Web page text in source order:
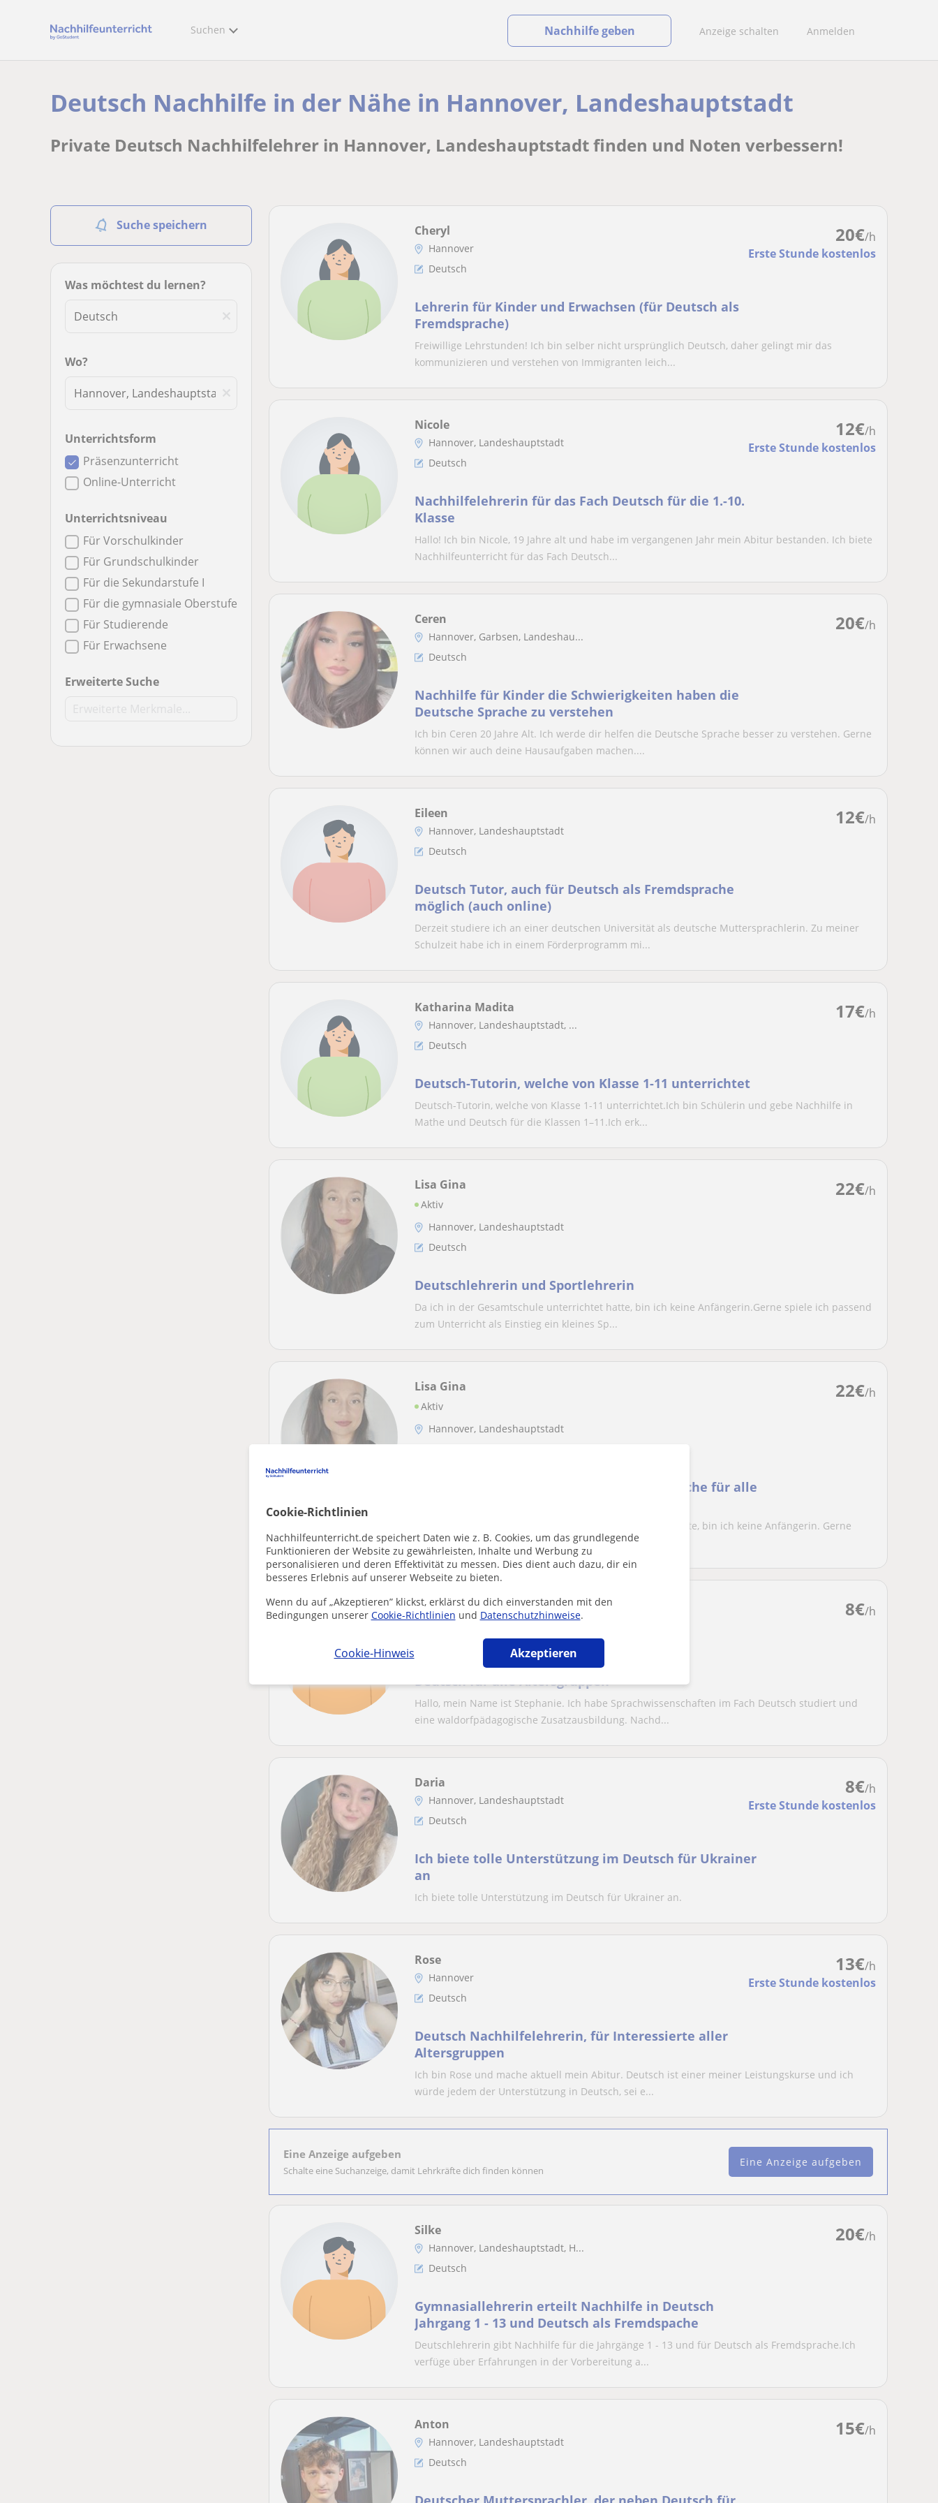
Cookie-Richtlinien
Nachhilfeunterricht.de speichert Daten wie z. B. Cookies, um das grundlegende
Funktionieren der Website zu gewährleisten, Inhalte und Werbung zu
personalisieren und deren Effektivität zu messen. Dies dient auch dazu, dir ein
besseres Erlebnis auf unserer Webseite zu bieten.
Wenn du auf „Akzeptieren” klickst, erklärst du dich einverstanden mit den
Bedingungen unserer Cookie-Richtlinien und Datenschutzhinweise.
Cookie-Hinweis Akzeptieren
Suchen Anzeige schalten Anmelden
Nachhilfe geben
Deutsch Nachhilfe in der Nähe in Hannover, Landeshauptstadt
Private Deutsch Nachhilfelehrer in Hannover, Landeshauptstadt finden und Noten verbessern!
Suche speichern
Was möchtest du lernen?
Wo?
Unterrichtsform
Präsenzunterricht
Online-Unterricht
Unterrichtsniveau
Für Vorschulkinder
Für Grundschulkinder
Für die Sekundarstufe I
Für die gymnasiale Oberstufe
Für Studierende
Für Erwachsene
Erweiterte Suche
20€/h
Erste Stunde kostenlos
Cheryl
Hannover
Deutsch
Lehrerin für Kinder und Erwachsen (für Deutsch als
Fremdsprache)
Freiwillige Lehrstunden! Ich bin selber nicht ursprünglich Deutsch, daher gelingt mir das
kommunizieren und verstehen von Immigranten leich...
12€/h
Erste Stunde kostenlos
Nicole
Hannover, Landeshauptstadt
Deutsch
Nachhilfelehrerin für das Fach Deutsch für die 1.-10.
Klasse
Hallo! Ich bin Nicole, 19 Jahre alt und habe im vergangenen Jahr mein Abitur bestanden. Ich biete
Nachhilfeunterricht für das Fach Deutsch...
20€/h
Ceren
Hannover, Garbsen, Landeshau...
Deutsch
Nachhilfe für Kinder die Schwierigkeiten haben die
Deutsche Sprache zu verstehen
Ich bin Ceren 20 Jahre Alt. Ich werde dir helfen die Deutsche Sprache besser zu verstehen. Gerne
können wir auch deine Hausaufgaben machen....
12€/h
Eileen
Hannover, Landeshauptstadt
Deutsch
Deutsch Tutor, auch für Deutsch als Fremdsprache
möglich (auch online)
Derzeit studiere ich an einer deutschen Universität als deutsche Muttersprachlerin. Zu meiner
Schulzeit habe ich in einem Förderprogramm mi...
17€/h
Katharina Madita
Hannover, Landeshauptstadt, ...
Deutsch
Deutsch-Tutorin, welche von Klasse 1-11 unterrichtet
Deutsch-Tutorin, welche von Klasse 1-11 unterrichtet.Ich bin Schülerin und gebe Nachhilfe in
Mathe und Deutsch für die Klassen 1–11.Ich erk...
22€/h
Lisa Gina
Aktiv
Hannover, Landeshauptstadt
Deutsch
Deutschlehrerin und Sportlehrerin
Da ich in der Gesamtschule unterrichtet hatte, bin ich keine Anfängerin.Gerne spiele ich passend
zum Unterricht als Einstieg ein kleines Sp...
22€/h
Lisa Gina
Aktiv
Hannover, Landeshauptstadt
Deutschlehrerin und Mentorin für die Sprache für alle
Strukturiert, da ich in einer Gesamtschule unterrichtet hatte, bin ich keine Anfängerin. Gerne
bringe ich z. B. Spiele mit ein, die am Amfa...
8€/h
Stephanie
Hannover, Landeshauptstadt
Deutsch für alle Altersgruppen
Hallo, mein Name ist Stephanie. Ich habe Sprachwissenschaften im Fach Deutsch studiert und
eine waldorfpädagogische Zusatzausbildung. Nachd...
8€/h
Erste Stunde kostenlos
Daria
Hannover, Landeshauptstadt
Deutsch
Ich biete tolle Unterstützung im Deutsch für Ukrainer
an
Ich biete tolle Unterstützung im Deutsch für Ukrainer an.
13€/h
Erste Stunde kostenlos
Rose
Hannover
Deutsch
Deutsch Nachhilfelehrerin, für Interessierte aller
Altersgruppen
Ich bin Rose und mache aktuell mein Abitur. Deutsch ist einer meiner Leistungskurse und ich
würde jedem der Unterstützung in Deutsch, sei e...
Eine Anzeige aufgeben
Schalte eine Suchanzeige, damit Lehrkräfte dich finden können
Eine Anzeige aufgeben
20€/h
Silke
Hannover, Landeshauptstadt, H...
Deutsch
Gymnasiallehrerin erteilt Nachhilfe in Deutsch
Jahrgang 1 - 13 und Deutsch als Fremdspache
Deutschlehrerin gibt Nachhilfe für die Jahrgänge 1 - 13 und für Deutsch als Fremdsprache.Ich
verfüge über Erfahrungen in der Vorbereitung a...
15€/h
Anton
Hannover, Landeshauptstadt
Deutsch